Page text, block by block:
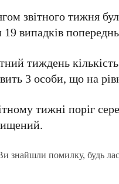
звітного тижня
19 випадків
тиждень
3 особи, що на
тижні поріг
знайшли помилку, будь